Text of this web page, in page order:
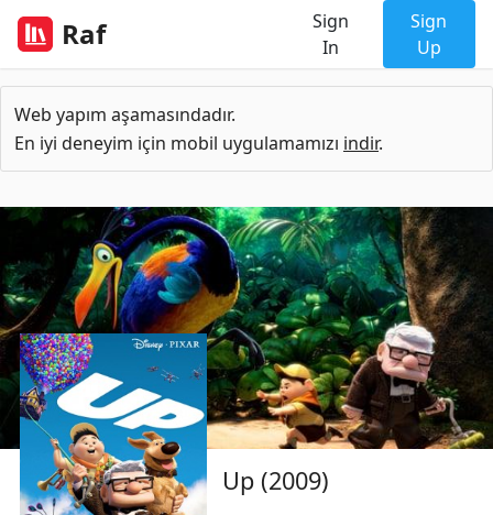
Raf
Sign
In
Sign
Up
Web yapım aşamasındadır.
En iyi deneyim için mobil uygulamamızı indir.
Up (2009)